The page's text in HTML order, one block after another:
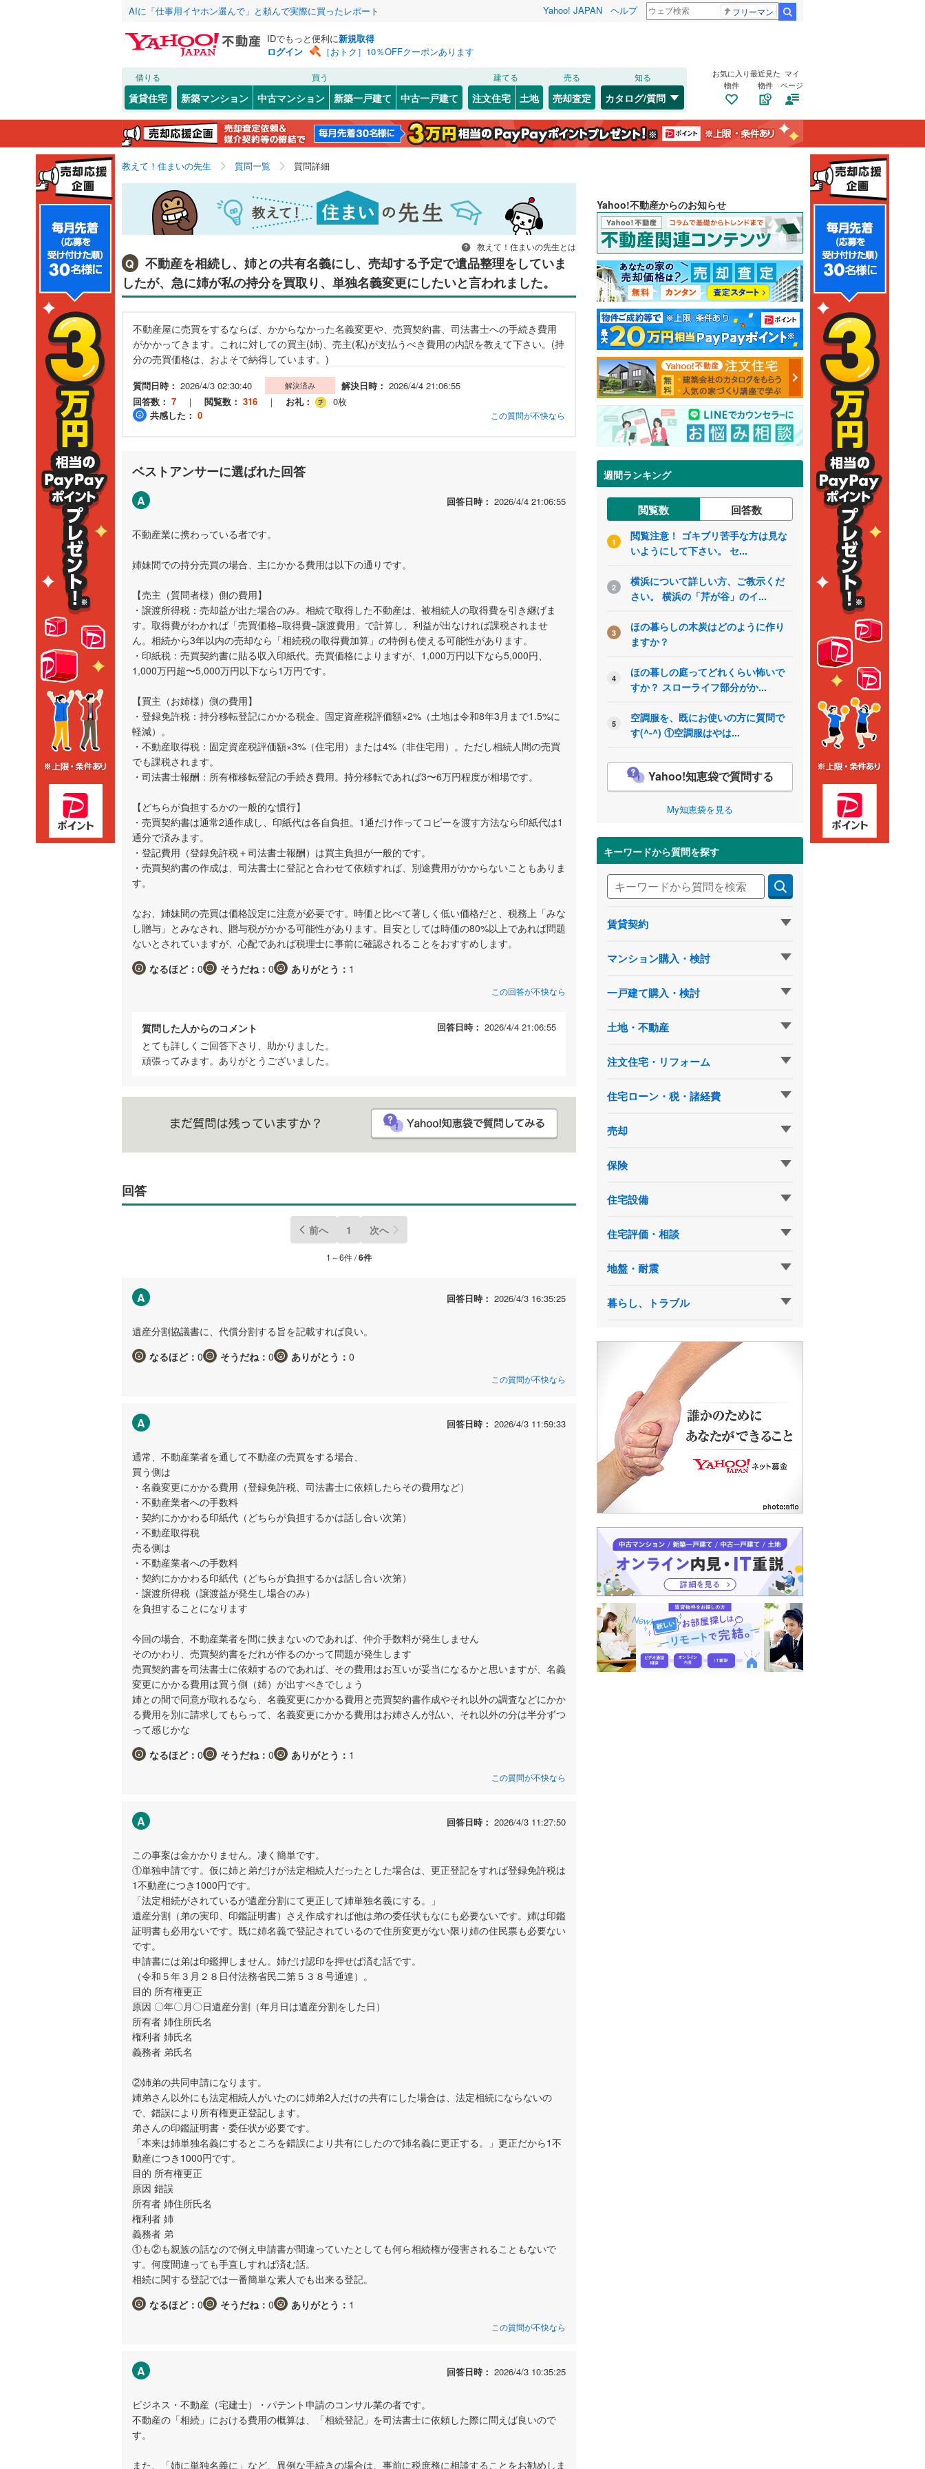
AIに「仕事用イヤホン選んで」と頼んで実際に買ったレポート Yahoo! JAPAN ヘルプ フリーマン
IDでもっと便利に新規取得
ログイン
［おトク］10％OFFクーポンあります
借りる
賃貸住宅
買う
新築マンション 中古マンション 新築一戸建て 中古一戸建て
建てる
注文住宅 土地
売る
売却査定
知る
カタログ/質問
お気に入り
物件
最近見た
物件
マイ
ページ
教えて！住まいの先生 質問一覧 質問詳細
教えて！住まいの先生とは
Q
不動産を相続し、姉との共有名義にし、売却する予定で遺品整理をしていま
したが、急に姉が私の持分を買取り、単独名義変更にしたいと言われました。
不動産屋に売買をするならば、かからなかった名義変更や、売買契約書、司法書士への手続き費用
がかかってきます。これに対しての買主(姉)、売主(私)が支払うべき費用の内訳を教えて下さい。(持
分の売買価格は、およそで納得しています。)
質問日時： 2026/4/3 02:30:40 解決済み 解決日時： 2026/4/4 21:06:55
回答数： 7 ｜ 閲覧数： 316 ｜ お礼：
0枚
共感した： 0 この質問が不快なら
ベストアンサーに選ばれた回答
A 回答日時： 2026/4/4 21:06:55
不動産業に携わっている者です。
姉妹間での持分売買の場合、主にかかる費用は以下の通りです。
【売主（質問者様）側の費用】
・譲渡所得税：売却益が出た場合のみ。相続で取得した不動産は、被相続人の取得費を引き継げま
す。取得費がわかれば「売買価格−取得費−譲渡費用」で計算し、利益が出なければ課税されませ
ん。相続から3年以内の売却なら「相続税の取得費加算」の特例も使える可能性があります。
・印紙税：売買契約書に貼る収入印紙代。売買価格によりますが、1,000万円以下なら5,000円、
1,000万円超〜5,000万円以下なら1万円です。
【買主（お姉様）側の費用】
・登録免許税：持分移転登記にかかる税金。固定資産税評価額×2%（土地は令和8年3月まで1.5%に
軽減）。
・不動産取得税：固定資産税評価額×3%（住宅用）または4%（非住宅用）。ただし相続人間の売買
でも課税されます。
・司法書士報酬：所有権移転登記の手続き費用。持分移転であれば3〜6万円程度が相場です。
【どちらが負担するかの一般的な慣行】
・売買契約書は通常2通作成し、印紙代は各自負担。1通だけ作ってコピーを渡す方法なら印紙代は1
通分で済みます。
・登記費用（登録免許税＋司法書士報酬）は買主負担が一般的です。
・売買契約書の作成は、司法書士に登記と合わせて依頼すれば、別途費用がかからないこともありま
す。
なお、姉妹間の売買は価格設定に注意が必要です。時価と比べて著しく低い価格だと、税務上「みな
し贈与」とみなされ、贈与税がかかる可能性があります。目安としては時価の80%以上であれば問題
ないとされていますが、心配であれば税理士に事前に確認されることをおすすめします。
なるほど： 0 そうだね： 0 ありがとう： 1
この回答が不快なら
質問した人からのコメント 回答日時： 2026/4/4 21:06:55
とても詳しくご回答下さり、助かりました。
頑張ってみます。ありがとうございました。
回答
前へ 1 次へ
1～6件 /6件
A 回答日時： 2026/4/3 16:35:25
遺産分割協議書に、代償分割する旨を記載すれば良い。
なるほど： 0 そうだね： 0 ありがとう： 0
この質問が不快なら
A 回答日時： 2026/4/3 11:59:33
通常、不動産業者を通して不動産の売買をする場合、
買う側は
・名義変更にかかる費用（登録免許税、司法書士に依頼したらその費用など）
・不動産業者への手数料
・契約にかかわる印紙代（どちらが負担するかは話し合い次第）
・不動産取得税
売る側は
・不動産業者への手数料
・契約にかかわる印紙代（どちらが負担するかは話し合い次第）
・譲渡所得税（譲渡益が発生し場合のみ）
を負担することになります
今回の場合、不動産業者を間に挟まないのであれば、仲介手数料が発生しません
そのかわり、売買契約書をだれが作るのかって問題が発生します
売買契約書を司法書士に依頼するのであれば、その費用はお互いが妥当になるかと思いますが、名義
変更にかかる費用は買う側（姉）が出すべきでしょう
姉との間で同意が取れるなら、名義変更にかかる費用と売買契約書作成やそれ以外の調査などにかか
る費用を別に請求してもらって、名義変更にかかる費用はお姉さんが払い、それ以外の分は半分ずつ
って感じかな
なるほど： 0 そうだね： 0 ありがとう： 1
この質問が不快なら
A 回答日時： 2026/4/3 11:27:50
この事案は金かかりません。凄く簡単です。
①単独申請です。仮に姉と弟だけが法定相続人だったとした場合は、更正登記をすれば登録免許税は
1不動産につき1000円です。
「法定相続がされているが遺産分割にて更正して姉単独名義にする。」
遺産分割（弟の実印、印鑑証明書）さえ作成すれば他は弟の委任状もなにも必要ないです。姉は印鑑
証明書も必用ないです。既に姉名義で登記されているので住所変更がない限り姉の住民票も必要ない
です。
申請書には弟は印鑑押しません。姉だけ認印を押せば済む話です。
（令和５年３月２８日付法務省民二第５３８号通達）。
目的 所有権更正
原因 〇年〇月〇日遺産分割（年月日は遺産分割をした日）
所有者 姉住所氏名
権利者 姉氏名
義務者 弟氏名
②姉弟の共同申請になります。
姉弟さん以外にも法定相続人がいたのに姉弟2人だけの共有にした場合は、法定相続にならないの
で、錯誤により所有権更正登記します。
弟さんの印鑑証明書・委任状が必要です。
「本来は姉単独名義にするところを錯誤により共有にしたので姉名義に更正する。」更正だから1不
動産につき1000円です。
目的 所有権更正
原因 錯誤
所有者 姉住所氏名
権利者 姉
義務者 弟
①も②も親族の話なので例え申請書が間違っていたとしても何ら相続権が侵害されることもないで
す。何度間違っても手直しすれば済む話。
相続に関する登記では一番簡単な素人でも出来る登記。
なるほど： 0 そうだね： 0 ありがとう： 1
この質問が不快なら
A 回答日時： 2026/4/3 10:35:25
ビジネス・不動産（宅建士）・パテント申請のコンサル業の者です。
不動産の「相続」における費用の概算は、「相続登記」を司法書士に依頼した際に問えば良いので
す。
また、「姉に単独名義に」など、異例な手続きの場合は、事前に税庶務に相談することをお勧めしま
Yahoo!不動産からのお知らせ
週間ランキング
閲覧数 回答数
1
閲覧注意！ ゴキブリ苦手な方は見な
いようにして下さい。 セ...
2
横浜について詳しい方、ご教示くだ
さい。 横浜の「芹が谷」のイ...
3
ほの暮らしの木炭はどのように作り
ますか？
4
ほの暮しの庭ってどれくらい怖いで
すか？ スローライフ部分がか...
5
空調服を、既にお使いの方に質問で
す(^-^) ①空調服はやは...
Yahoo!知恵袋で質問する
My知恵袋を見る
キーワードから質問を探す
賃貸契約
マンション購入・検討
一戸建て購入・検討
土地・不動産
注文住宅・リフォーム
住宅ローン・税・諸経費
売却
保険
住宅設備
住宅評価・相談
地盤・耐震
暮らし、トラブル